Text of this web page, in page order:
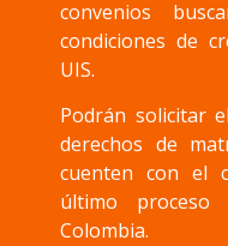
convenios
condiciones de
UIS.
Podrán solicitar
derechos de
cuenten con el
último
Colombia.